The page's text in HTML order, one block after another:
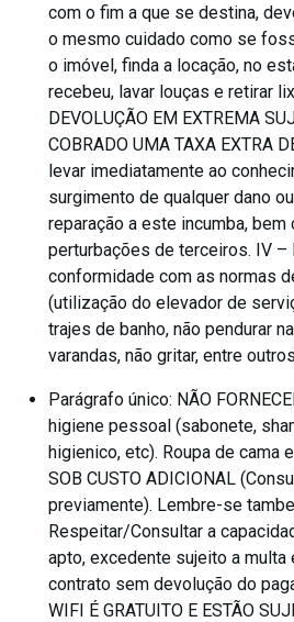
com o fim a que se destina,
o mesmo cuidado como se
o imóvel, finda a locação, no
recebeu, lavar louças e retirar
DEVOLUÇÃO EM EXTREMA
COBRADO UMA TAXA EXTRA
levar imediatamente ao
surgimento de qualquer dano
reparação a este incumba,
perturbações de terceiros. IV –
conformidade com as normas
(utilização do elevador de
trajes de banho, não pendurar
varandas, não gritar, entre
Parágrafo único: NÃO
higiene pessoal (sabonete,
higienico, etc). Roupa de cama
SOB CUSTO ADICIONAL
previamente). Lembre-se
Respeitar/Consultar a
apto, excedente sujeito a multa
contrato sem devolução do
WIFI É GRATUITO E ESTÃO